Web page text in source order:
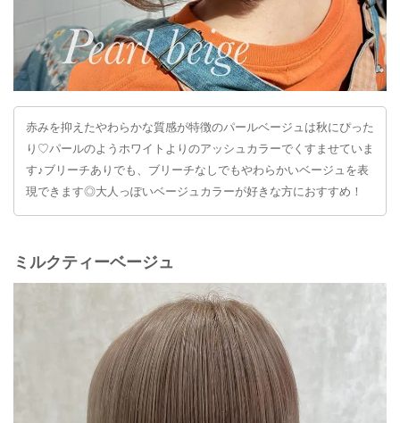
赤みを抑えたやわらかな質感が特徴のパールベージュは秋にぴった
り♡パールのようホワイトよりのアッシュカラーでくすませていま
す♪ブリーチありでも、ブリーチなしでもやわらかいベージュを表
現できます◎大人っぽいベージュカラーが好きな方におすすめ！
ミルクティーベージュ